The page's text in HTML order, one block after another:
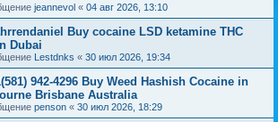
jeannevol « 04 авг 2026, 13:10
Buy cocaine LSD ketamine THC
Dubai
Lestdnks « 30 июл 2026, 19:34
942-4296 Buy Weed Hashish Cocaine in
Brisbane Australia
penson « 30 июл 2026, 18:29